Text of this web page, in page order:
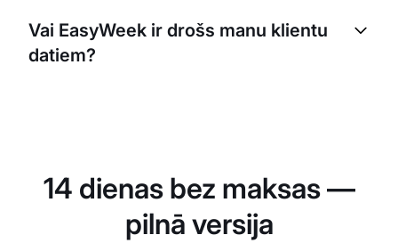
politiku, un sistēma automātiski apstrādās
atcelšanas un pārplānošanas pieprasījumus
Vai EasyWeek ir drošs manu klientu
datiem?
14 dienas bez maksas —
pilnā versija